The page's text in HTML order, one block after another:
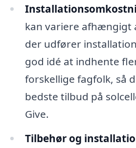
kan variere afhængigt
der udfører
god idé at indhente
forskellige fagfolk, så
bedste tilbud på
Give.
Tilbehør og